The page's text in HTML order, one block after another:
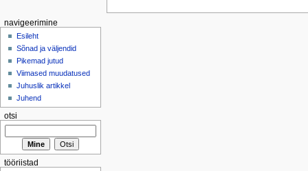
navigeerimine
Esileht
Sõnad ja väljendid
Pikemad jutud
Viimased muudatused
Juhuslik artikkel
Juhend
otsi
tööriistad